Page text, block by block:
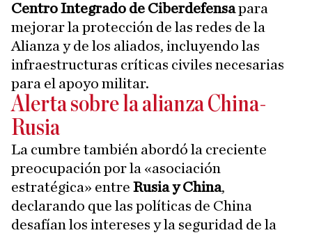
Centro Integrado de Ciberdefensapara
mejorar la protección de las redes de la
Alianza y de los aliados, incluyendo las
infraestructuras críticas civiles necesarias
para el apoyo militar.
Alerta sobre la alianza China-
Rusia
La cumbre también abordó la creciente
preocupación por la «asociación
estratégica» entre Rusia y China,
declarando que las políticas de China
desafían los intereses y la seguridad de la